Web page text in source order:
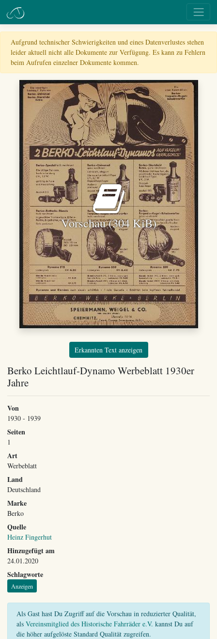
Aufgrund technischer Schwierigkeiten und eines Datenverlustes stehen
leider aktuell nicht alle Dokumente zur Verfügung. Es kann zu Fehlern
beim Aufrufen einzelner Dokumente kommen.
Vorschau (304 KiB)
Erkannten Text anzeigen
Berko Leichtlauf-Dynamo Werbeblatt 1930er
Jahre
Von
1930 - 1939
Seiten
1
Art
Werbeblatt
Land
Deutschland
Marke
Berko
Quelle
Heinz Fingerhut
Hinzugefügt am
24.01.2020
Schlagworte
Anzeigen
Als Gast hast Du Zugriff auf die Vorschau in reduzierter Qualität,
als Vereinsmitglied des Historische Fahrräder e.V. kannst Du auf
die höher aufgelöste Standard Qualität zugreifen.